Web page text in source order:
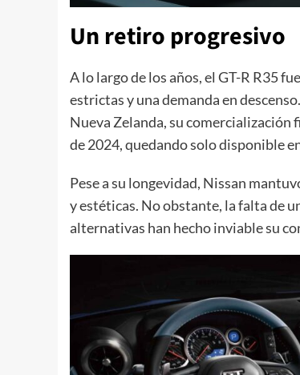
Un retiro progresivo
A lo largo de los años, el GT-R R35
estrictas y una demanda en
Nueva Zelanda, su comercialización
de 2024, quedando solo disponible
Pese a su longevidad, Nissan
y estéticas. No obstante, la falta de
alternativas han hecho inviable su